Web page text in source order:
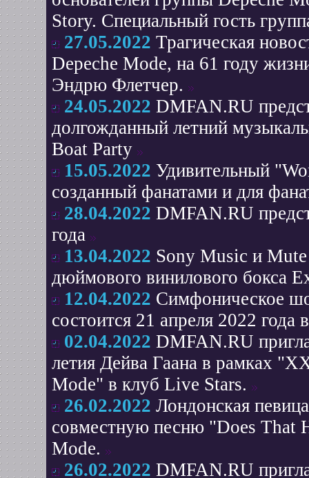
Story. Специальный гость
27.05.2022 Трагическая
Depeche Mode, на 61 году
Эндрю Флетчер.
24.05.2022 DMFAN.RU
долгожданный летний
Boat Party
15.05.2022 Удивительный
созданный фанатами и для
28.04.2022 DMFAN.RU
года
13.04.2022 Sony Music и
дюймового винилового бокса
12.04.2022 Симфоническое
состоится 21 апреля 2022 года
02.04.2022 DMFAN.RU
летия Дейва Гаана в рамках
Mode" в клуб Live Stars.
26.02.2022 Лондонская
совместную песню "Does That
Mode.
26.02.2022 DMFAN.RU